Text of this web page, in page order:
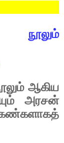
நூலும்
ஆகிய
அரசன்